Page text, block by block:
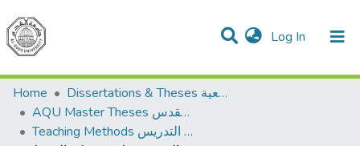
Log In (current)
Communities & Collections
All of DSpace
Home
Dissertations & Theses الرسائل الجامعية
AQU Master Theses الرسائل الجامعية الخاصة بجامعة القدس
Teaching Methods أساليب التدريس